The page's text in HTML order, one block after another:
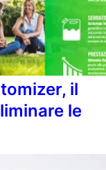
il
le